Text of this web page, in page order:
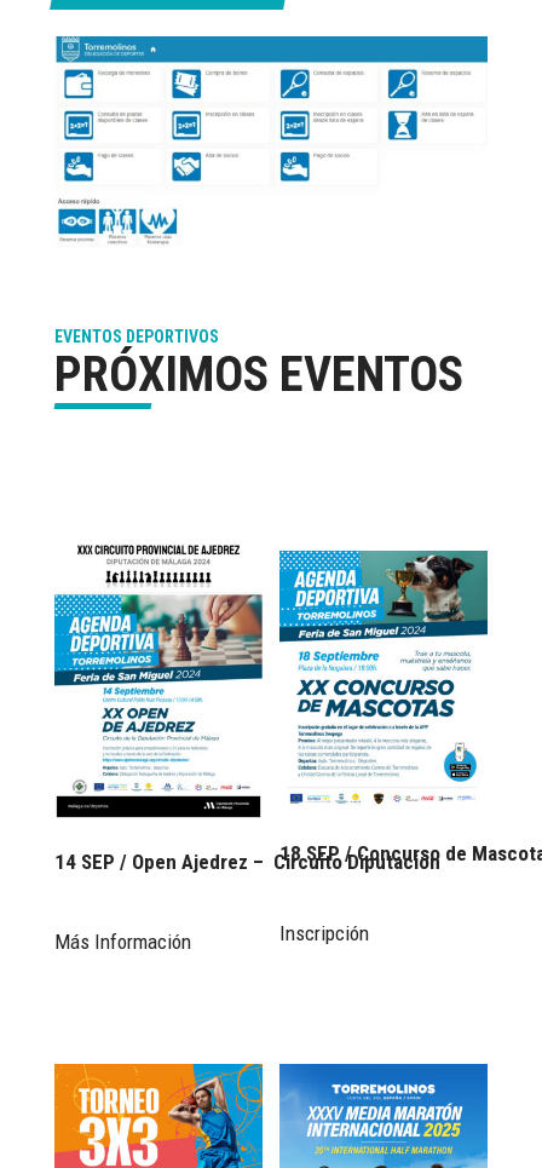
EVENTOS DEPORTIVOS
PRÓXIMOS EVENTOS
14 SEP / Open Ajedrez –  Circuito Diputación
Más Información
18 SEP / Concurso de
Inscripción